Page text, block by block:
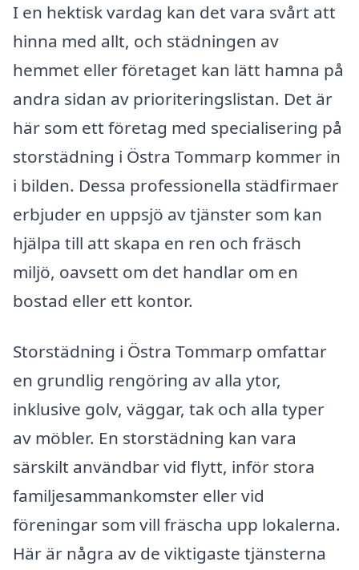
I en hektisk vardag kan det vara svårt att
hinna med allt, och städningen av
hemmet eller företaget kan lätt hamna på
andra sidan av prioriteringslistan. Det är
här som ett företag med specialisering på
storstädning i Östra Tommarp kommer in
i bilden. Dessa professionella städfirmaer
erbjuder en uppsjö av tjänster som kan
hjälpa till att skapa en ren och fräsch
miljö, oavsett om det handlar om en
bostad eller ett kontor.
Storstädning i Östra Tommarp omfattar
en grundlig rengöring av alla ytor,
inklusive golv, väggar, tak och alla typer
av möbler. En storstädning kan vara
särskilt användbar vid flytt, inför stora
familjesammankomster eller vid
föreningar som vill fräscha upp lokalerna.
Här är några av de viktigaste tjänsterna